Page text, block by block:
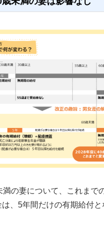
満の妻について、これまで
、5年間だけの有期給付と